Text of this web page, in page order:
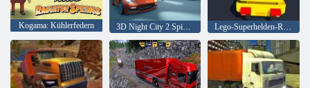
Kogama: Kühlerfedern 3D Night City 2 Spielerrennen Lego-Superhelden-Rennen